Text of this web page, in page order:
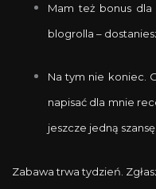
Mam też bonus dla
blogrolla –
Na tym nie koniec.
napisać dla mnie
jeszcze jedną szansę.
Zabawa trwa tydzień.